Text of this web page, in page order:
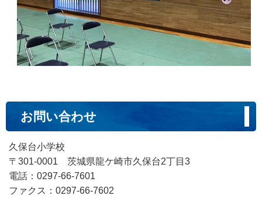
お問い合わせ
久保台小学校
〒301-0001 茨城県龍ケ崎市久保台2丁目3
電話：0297-66-7601
ファクス：0297-66-7602